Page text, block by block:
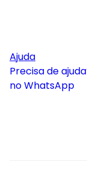
Ajuda
Precisa de
no WhatsApp